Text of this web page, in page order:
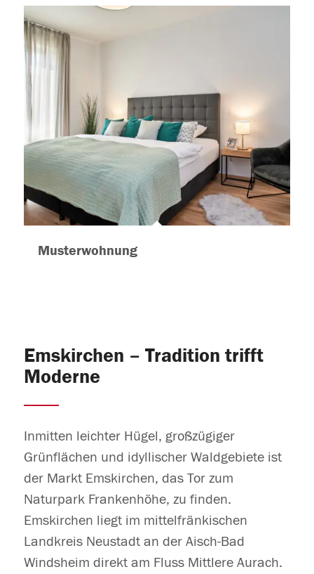
Musterwohnung
Emskirchen – Tradition trifft
Moderne
Inmitten leichter Hügel, großzügiger
Grünflächen und idyllischer Waldgebiete ist
der Markt Emskirchen, das Tor zum
Naturpark Frankenhöhe, zu finden.
Emskirchen liegt im mittelfränkischen
Landkreis Neustadt an der Aisch-Bad
Windsheim direkt am Fluss Mittlere Aurach.